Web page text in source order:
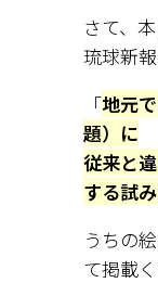
さて、
琉球新
「地元
題）に
従来と
する試
うちの
て掲載